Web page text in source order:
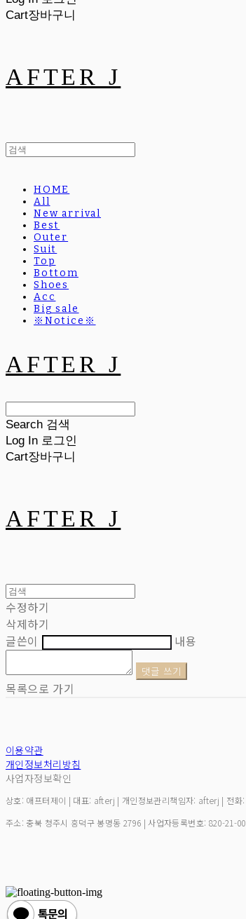
Cart장바구니
AFTER J
HOME
All
New arrival
Best
Outer
Suit
Top
Bottom
Shoes
Acc
Big sale
※Notice※
AFTER J
Search 검색
Log In 로그인
Cart장바구니
AFTER J
수정하기
삭제하기
글쓴이
내용
댓글 쓰기
목록으로 가기
이용약관
개인정보처리방침
사업자정보확인
상호: 애프터제이 | 대표: afterj | 개인정보관리책임자: afterj | 전
주소: 충북 청주시 흥덕구 봉명동 2796 | 사업자등록번호: 820-21-